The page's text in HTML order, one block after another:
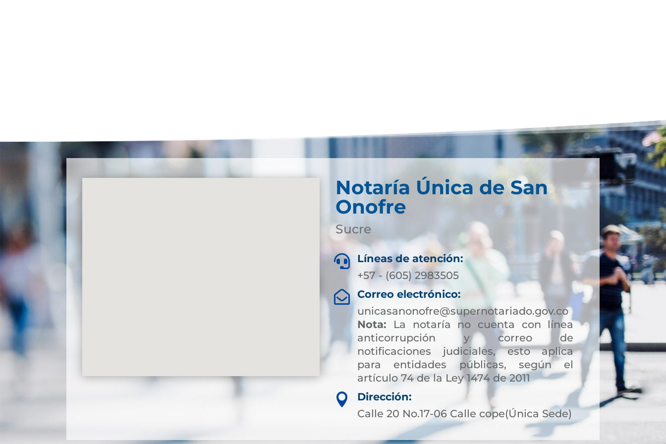
Notaría Única de San
Onofre
Sucre

Líneas de atención:
+57 - (605) 2983505

Correo electrónico:
unicasanonofre@supernotariado.gov.co
Nota: La notaría no cuenta con línea
anticorrupción y correo de
notificaciones judiciales, esto aplica
para entidades públicas, según el
artículo 74 de la Ley 1474 de 2011

Dirección:
Calle 20 No.17-06 Calle cope(Única Sede)